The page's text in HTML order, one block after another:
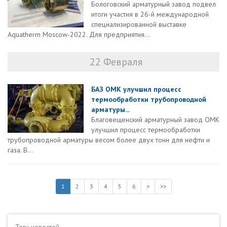
Бологовский арматурный завод подвел
итоги участия в 26-й международной
специализированной выставке
Aquatherm Moscow-2022. Для предприятия...
22 Февраля
БАЗ ОМК улучшил процесс
термообработки трубопроводной
арматуры...
Благовещенский арматурный завод ОМК
улучшил процесс термообработки
трубопроводной арматуры весом более двух тонн для нефти и
газа. В...
1 2 3 4 5 6 > >>